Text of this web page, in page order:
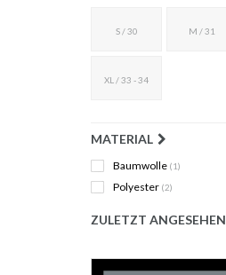
S / 30 M / 31
XL / 33 - 34
MATERIAL
Baumwolle (1)
Polyester (2)
ZULETZT ANGESEHEN